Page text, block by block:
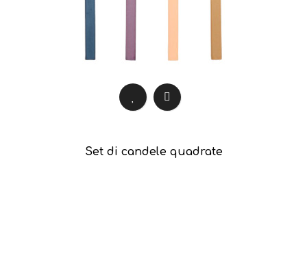
Set di candele quadrate